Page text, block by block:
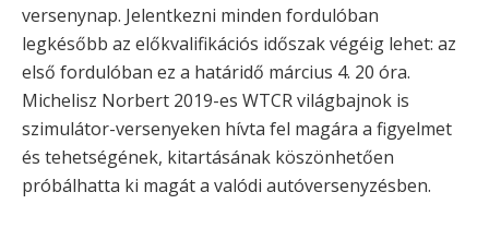
versenynap. Jelentkezni minden fordulóban
legkésőbb az előkvalifikációs időszak végéig lehet: az
első fordulóban ez a határidő március 4. 20 óra.
Michelisz Norbert 2019-es WTCR világbajnok is
szimulátor-versenyeken hívta fel magára a figyelmet
és tehetségének, kitartásának köszönhetően
próbálhatta ki magát a valódi autóversenyzésben.